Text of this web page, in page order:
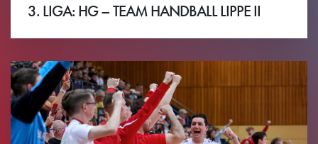
3. LIGA: HG – TEAM HANDBALL LIPPE II